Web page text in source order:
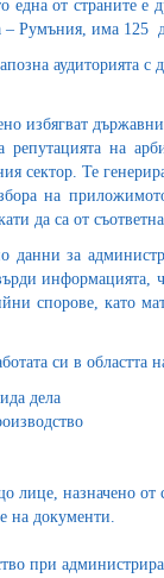
от страните е
– Румъния, има 125
аудиторията с
избягват
на
сектор. Те
на
да са от
данни за
информацията,
спорове, като
си в областта
дела
лице, назначено от
на документи.
при